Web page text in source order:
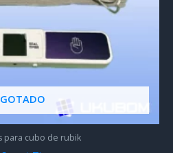
para cubo de rubik